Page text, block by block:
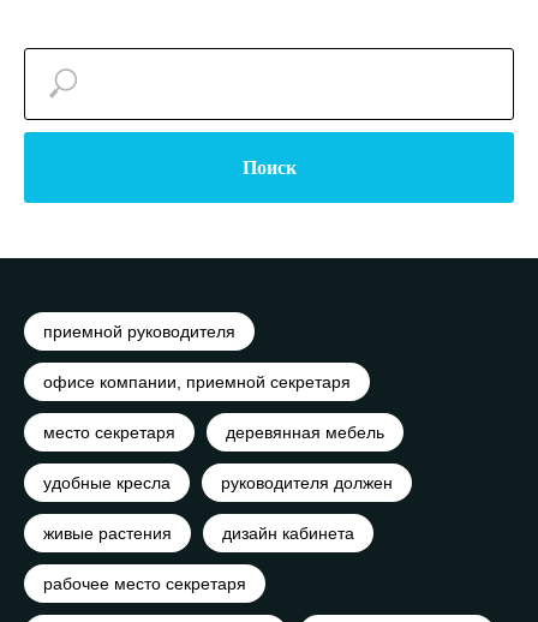
Поиск
приемной руководителя
офисе компании, приемной секретаря
место секретаря деревянная мебель
удобные кресла руководителя должен
живые растения дизайн кабинета
рабочее место секретаря